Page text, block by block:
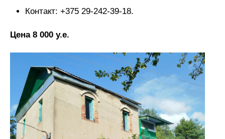
Контакт: +375 29-242-39-18.
Цена 8 000 у.е.